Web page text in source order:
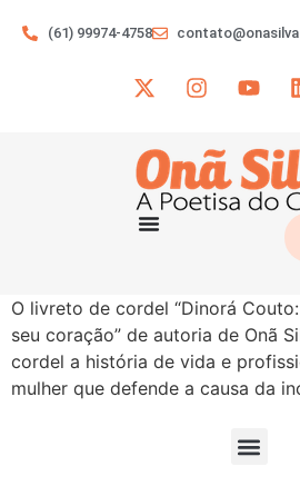
(61) 99974-4758
O livreto de cordel “Dinorá
seu coração” de autoria de Onã
cordel a história de vida e
mulher que defende a causa da